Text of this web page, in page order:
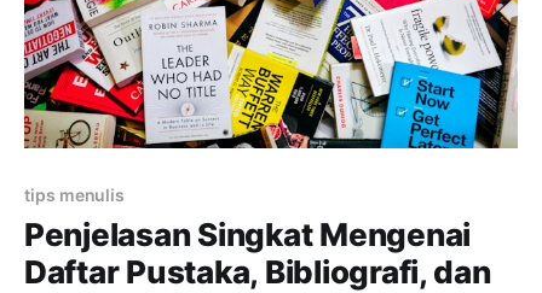
tips menulis
Penjelasan Singkat Mengenai
Daftar Pustaka, Bibliografi, dan